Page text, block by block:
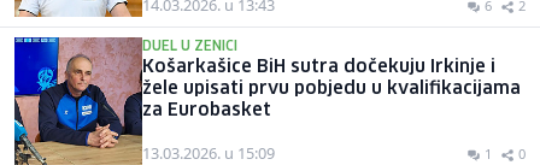
14.03.2026. u 13:43 6 2
DUEL U ZENICI
Košarkašice BiH sutra dočekuju Irkinje i
žele upisati prvu pobjedu u kvalifikacijama
za Eurobasket
13.03.2026. u 15:09 1 0